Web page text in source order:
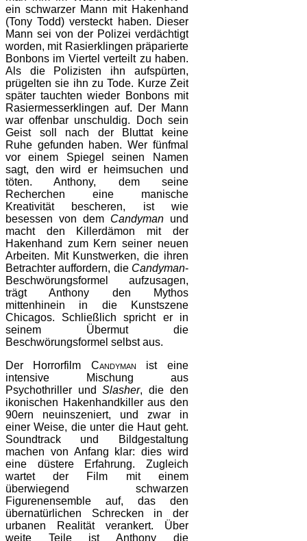
ein schwarzer Mann mit Hakenhand
(Tony Todd) versteckt haben. Dieser
Mann sei von der Polizei verdächtigt
worden, mit Rasierklingen präparierte
Bonbons im Viertel verteilt zu haben.
Als die Polizisten ihn aufspürten,
prügelten sie ihn zu Tode. Kurze Zeit
später tauchten wieder Bonbons mit
Rasiermesserklingen auf. Der Mann
war offenbar unschuldig. Doch sein
Geist soll nach der Bluttat keine
Ruhe gefunden haben. Wer fünfmal
vor einem Spiegel seinen Namen
sagt, den wird er heimsuchen und
töten. Anthony, dem seine
Recherchen eine manische
Kreativität bescheren, ist wie
besessen von dem Candymanund
macht den Killerdämon mit der
Hakenhand zum Kern seiner neuen
Arbeiten. Mit Kunstwerken, die ihren
Betrachter auffordern, die Candyman-
Beschwörungsformel aufzusagen,
trägt Anthony den Mythos
mittenhinein in die Kunstszene
Chicagos. Schließlich spricht er in
seinem Übermut die
Beschwörungsformel selbst aus.
Der Horrorfilm Candyman ist eine
intensive Mischung aus
Psychothriller undSlasher, die den
ikonischen Hakenhandkiller aus den
90ern neuinszeniert, und zwar in
einer Weise, die unter die Haut geht.
Soundtrack und Bildgestaltung
machen von Anfang klar: dies wird
eine düstere Erfahrung. Zugleich
wartet der Film mit einem
überwiegend schwarzen
Figurenensemble auf, das den
übernatürlichen Schrecken in der
urbanen Realität verankert. Über
weite Teile ist Anthony die